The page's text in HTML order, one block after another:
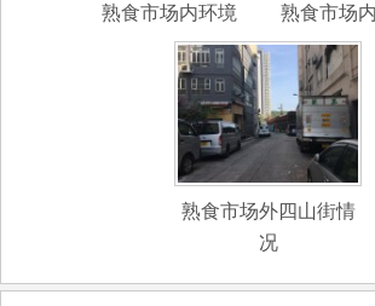
熟食市场内环境 熟食市场
熟食市场外四山街情
况